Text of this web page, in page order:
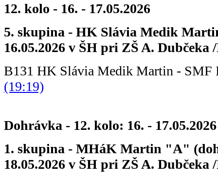
12. kolo - 16. - 17.05.2026
5. skupina - HK Slávia Medik
16.05.2026 v ŠH pri ZŠ A. Dubčeka
B131 HK Slávia Medik Martin -
(19:19)
Dohrávka - 12. kolo: 16. - 17.05.2026
1. skupina - MHáK Martin "A"
18.05.2026 v ŠH pri ZŠ A. Dubčeka